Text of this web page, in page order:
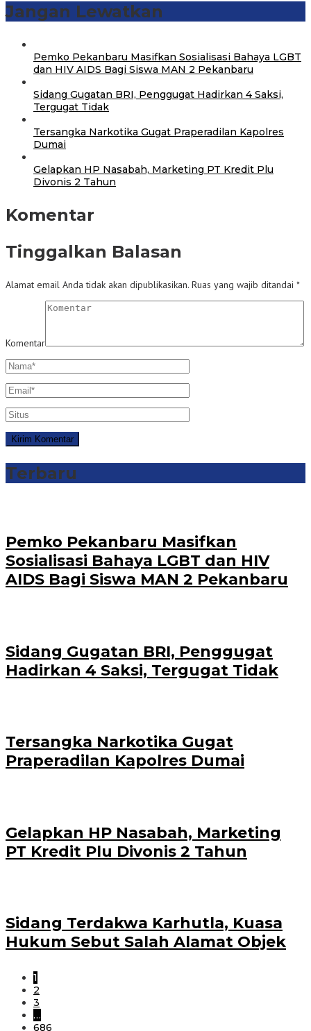
Jangan Lewatkan
‎Pemko Pekanbaru Masifkan Sosialisasi Bahaya LGBT
dan HIV AIDS Bagi Siswa MAN 2 Pekanbaru
Sidang Gugatan BRI, Penggugat Hadirkan 4 Saksi,
Tergugat Tidak
Tersangka Narkotika Gugat Praperadilan Kapolres
Dumai
Gelapkan HP Nasabah, Marketing PT Kredit Plu
Divonis 2 Tahun
Komentar
Tinggalkan Balasan
Alamat email Anda tidak akan dipublikasikan. Ruas yang wajib ditandai *
Komentar
Terbaru
‎Pemko Pekanbaru Masifkan
Sosialisasi Bahaya LGBT dan HIV
AIDS Bagi Siswa MAN 2 Pekanbaru
Sidang Gugatan BRI, Penggugat
Hadirkan 4 Saksi, Tergugat Tidak
Tersangka Narkotika Gugat
Praperadilan Kapolres Dumai
Gelapkan HP Nasabah, Marketing
PT Kredit Plu Divonis 2 Tahun
Sidang Terdakwa Karhutla, Kuasa
Hukum Sebut Salah Alamat Objek
1
2
3
…
686